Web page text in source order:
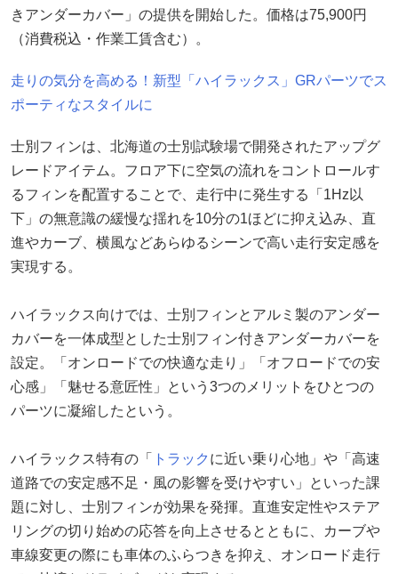
きアンダーカバー」の提供を開始した。価格は75,900円
（消費税込・作業工賃含む）。
走りの気分を高める！新型「ハイラックス」GRパーツでス
ポーティなスタイルに
士別フィンは、北海道の士別試験場で開発されたアップグ
レードアイテム。フロア下に空気の流れをコントロールす
るフィンを配置することで、走行中に発生する「1Hz以
下」の無意識の緩慢な揺れを10分の1ほどに抑え込み、直
進やカーブ、横風などあらゆるシーンで高い走行安定感を
実現する。
ハイラックス向けでは、士別フィンとアルミ製のアンダー
カバーを一体成型とした士別フィン付きアンダーカバーを
設定。「オンロードでの快適な走り」「オフロードでの安
心感」「魅せる意匠性」という3つのメリットをひとつの
パーツに凝縮したという。
ハイラックス特有の「 トラック に近い乗り心地」や「高速
道路での安定感不足・風の影響を受けやすい」といった課
題に対し、士別フィンが効果を発揮。直進安定性やステア
リングの切り始めの応答を向上させるとともに、カーブや
車線変更の際にも車体のふらつきを抑え、オンロード走行